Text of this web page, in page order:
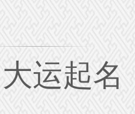
运起名